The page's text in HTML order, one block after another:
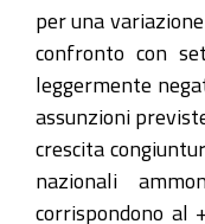
per una
confronto con
leggermente
assunzioni
crescita
nazionali
corrispondono al